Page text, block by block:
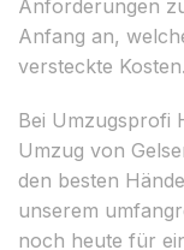
Anforderungen
Anfang an,
versteckte Kosten.
Bei Umzugsprofi
Umzug von
den besten
unserem
noch heute für